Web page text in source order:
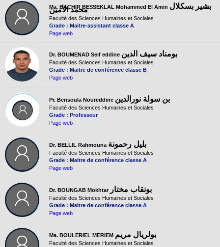
Ma. BACHIR BESSEKLAL Mohammed El Amin بشير بسكلال محمد الأمين
Faculté des Sciences Humaines et Sociales
Grade : Maitre-assistant classe A
Page web
Dr. BOUMENAD Seif eddine بومناد سيف الدين
Faculté des Sciences Humaines et Sociales
Grade : Maitre de conférence classe B
Page web
Pr. Bensoula Noureddine بن سولة نورالدين
Faculté des Sciences Humaines et Sociales
Grade : Professeur
Page web
Dr. BELLIL Rahmouna بليل رحمونة
Faculté des Sciences Humaines et Sociales
Grade : Maitre de conférence classe A
Page web
Dr. BOUNGAB Mokhtar بونقاب مختار
Faculté des Sciences Humaines et Sociales
Grade : Maitre de conférence classe A
Page web
Ma. BOULERIEL MERIEM بولريال مريم
Faculté des Sciences Humaines et Sociales